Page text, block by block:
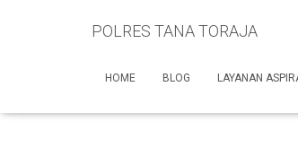
POLRES TANA TORAJA
HOME BLOG LAYANAN